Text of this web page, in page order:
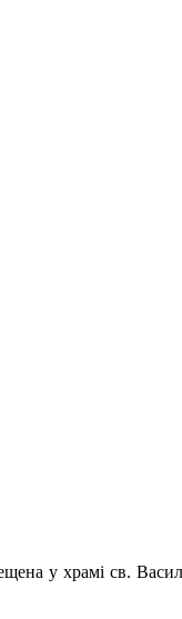
у храмі св.